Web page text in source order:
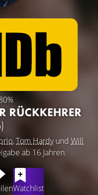
RÜCKKEHRER
,Tom Hardyund Will
ab 16 Jahren.
Watchlist